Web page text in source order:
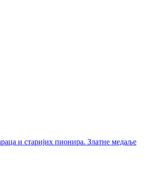
и старијих пионира. Златне медаље